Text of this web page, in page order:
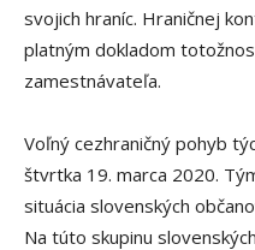
svojich hraníc. Hraničnej
platným dokladom
zamestnávateľa.
Voľný cezhraničný pohyb
štvrtka 19. marca 2020.
situácia slovenských
Na túto skupinu